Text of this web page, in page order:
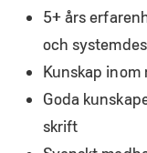
5+ års
och
Kunskap inom
Goda
skrift